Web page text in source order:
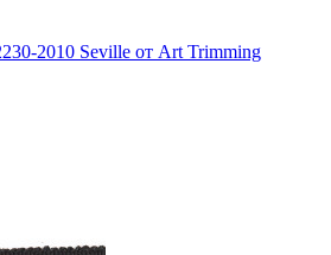
2010 Seville от Art Trimming